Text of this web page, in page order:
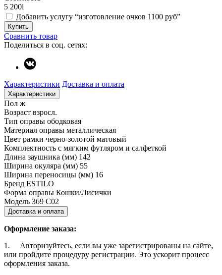
5 200i
Добавить услугу “изготовление очков 1100 руб”
Купить
Сравнить товар
Поделиться в соц. сетях:
Характеристики Доставка и оплата
Характеристики
Пол ж
Возраст взросл.
Тип оправы ободковая
Материал оправы металлическая
Цвет рамки черно-золотой матовый
Комплектность с мягким футляром и салфеткой
Длина заушника (мм) 142
Ширина окуляра (мм) 55
Ширина переносицы (мм) 16
Бренд ESTILO
Форма оправы Кошки/Лисички
Модель 369 C02
Доставка и оплата
Оформление заказа:
1. Авторизуйтесь, если вы уже зарегистрированы на сайте,
или пройдите процедуру регистрации. Это ускорит процесс
оформления заказа.